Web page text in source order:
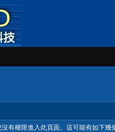
有權限進入此頁面。這可能有如下幾